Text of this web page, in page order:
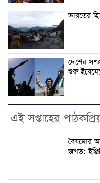
ভারতের
দেশের
শুরু
এই সপ্তাহের
বৈষম্যের
জগত: